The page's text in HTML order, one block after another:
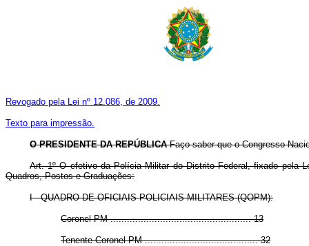
Revogado pela Lei nº 12.086, de 2009.
Texto para impressão.
O PRESIDENTE DA REPÚBLICAFaço saber que o Congresso
Art. 1º O efetivo da Polícia Militar do Distrito Federal, fixado pela
Quadros, Postos e Graduações:
I - QUADRO DE OFICIAIS POLICIAIS MILITARES (QOPM):
Coronel PM ................................................... 13
Tenente-Coronel PM ......................................... 32